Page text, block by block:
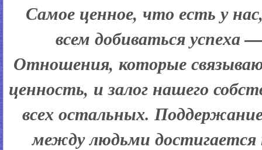
Самое ценное, что есть у
всем добиваться успеха
Отношения, которые
ценность, и залог нашего
всех остальных.
между людьми достигается